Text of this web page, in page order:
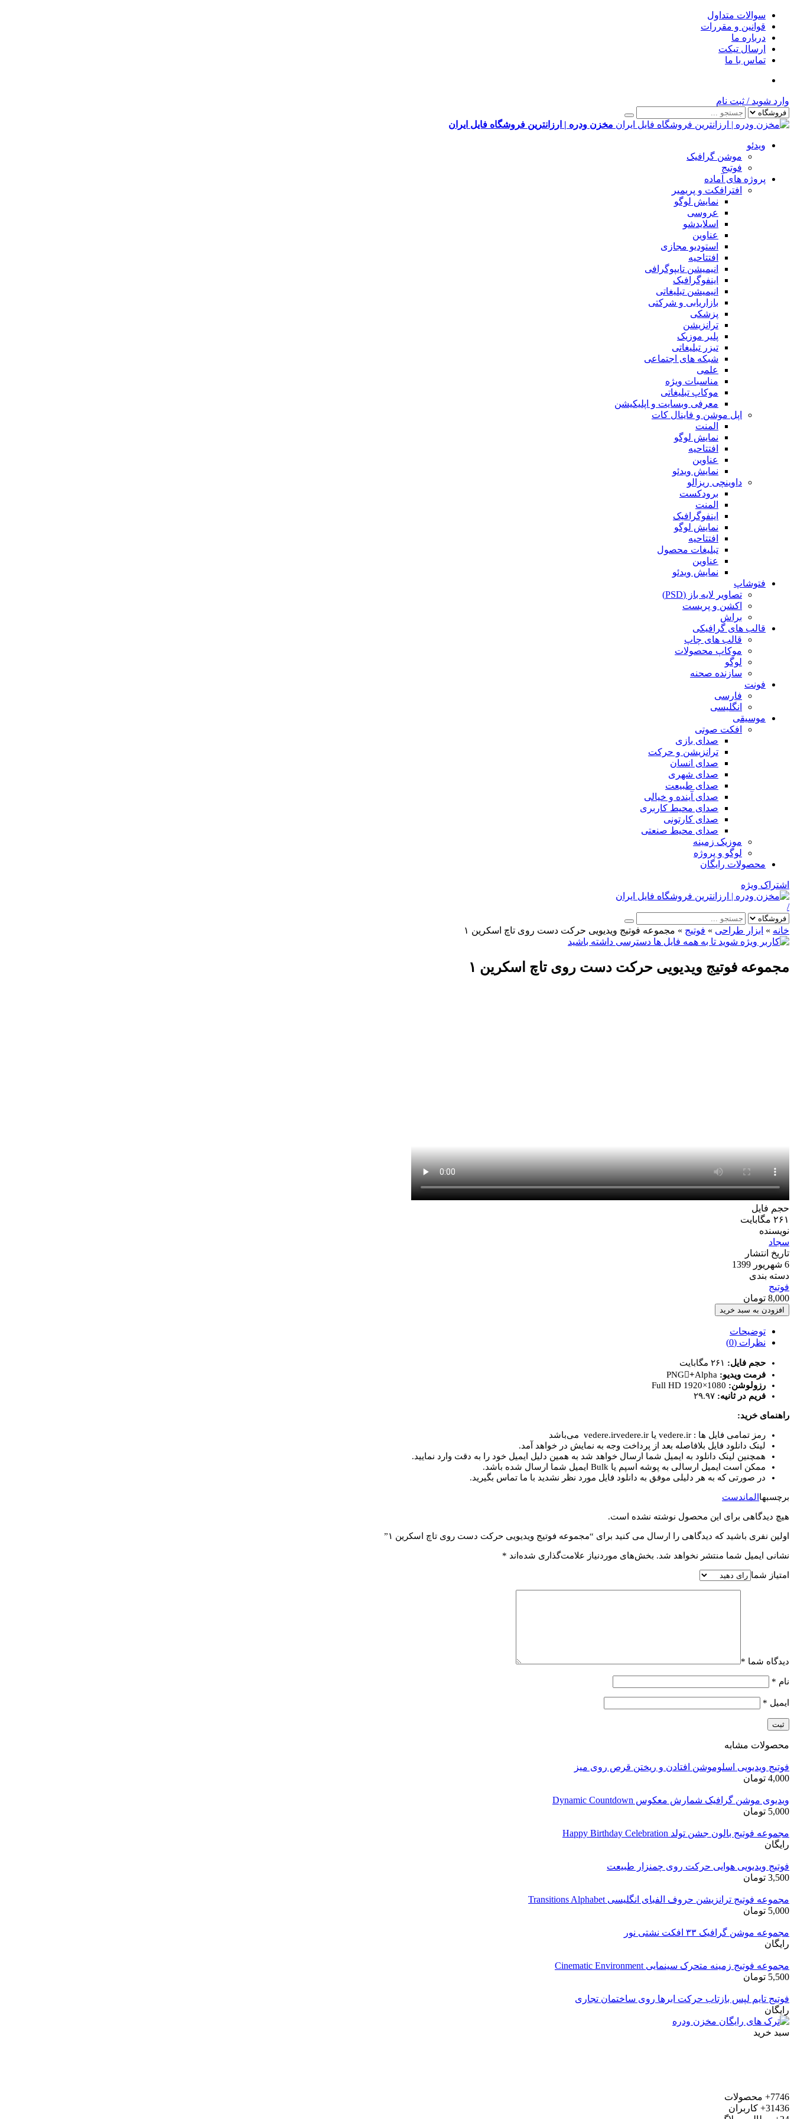
سوالات متداول
قوانین و مقررات
درباره ما
ارسال تیکت
تماس با ما
وارد شوید / ثبت نام
مخزن ودره | ارزانترین فروشگاه فایل ایران
ویدئو
موشن گرافیک
فوتیج
پروژه های آماده
افترافکت و پریمیر
نمایش لوگو
عروسی
اسلایدشو
عناوین
استودیو مجازی
افتتاحیه
انیمیشن تایپوگرافی
اینفوگرافیک
انیمیشن تبلیغاتی
بازاریابی و شرکتی
پزشکی
ترانزیشن
پلیر موزیک
تیزر تبلیغاتی
شبکه های اجتماعی
علمی
مناسبات ویژه
موکاپ تبلیغاتی
معرفی وبسایت و اپلیکیشن
اپل موشن و فاینال کات
المنت
نمایش لوگو
افتتاحیه
عناوین
نمایش ویدئو
داوینچی ریزالو
برودکست
المنت
اینفوگرافیک
نمایش لوگو
افتتاحیه
تبلیغات محصول
عناوین
نمایش ویدئو
فتوشاپ
تصاویر لایه باز (PSD)
اکشن و پریست
براش
قالب های گرافیکی
قالب های چاپ
موکاپ محصولات
لوگو
سازنده صحنه
فونت
فارسی
انگلیسی
موسیقی
افکت صوتی
صدای بازی
ترانزیشن و حرکت
صدای انسان
صدای شهری
صدای طبیعت
صدای آینده و خیالی
صدای محیط کاربری
صدای کارتونی
صدای محیط صنعتی
موزیک زمینه
لوگو و پروژه
محصولات رایگان
اشتراک ویژه
/
خانه » ابزار طراحی » فوتیج » مجموعه فوتیج ویدیویی حرکت دست روی تاچ اسکرین ۱
مجموعه فوتیج ویدیویی حرکت دست روی تاچ اسکرین ۱
حجم فایل
۲۶۱ مگابایت
نویسنده
سجاد
تاریخ انتشار
6 شهریور 1399
دسته بندی
فوتیج
8,000 تومان
مجموعه
ویدیویی
حرکت
روی
اسکرین
عدد
افزودن به سبد خرید
توضیحات
نظرات (0)
حجم فایل:
فرمت ویدیو:
رزولوشن:
فریم در ثانیه:
راهنمای خرید:
رمز تمامی فایل ها : vedere.ir یا vedere.irvedere.ir می‌باشد
لینک دانلود فایل بلافاصله بعد از پرداخت وجه به نمایش در خواهد آمد.
همچنین لینک دانلود به ایمیل شما ارسال خواهد شد به همین دلیل ایمیل خود را به دقت وارد نمایید.
ممکن است ایمیل ارسالی به پوشه اسپم یا Bulk ایمیل شما ارسال شده باشد.
در صورتی که به هر دلیلی موفق به دانلود فایل مورد نظر نشدید با ما تماس بگیرید.
برچسبها الماندست
هیچ دیدگاهی برای این محصول نوشته نشده است.
اولین نفری باشید که دیدگاهی را ارسال می کنید برای “مجموعه فوتیج ویدیویی حرکت دست روی تاچ اسکرین ۱”
نشانی ایمیل شما منتشر نخواهد شد. بخش‌های موردنیاز علامت‌گذاری شده‌اند *
امتیاز شما
دیدگاه شما *
نام *
ایمیل *
محصولات مشابه
فوتیج ویدیویی اسلوموشن افتادن و ریختن قرص روی میز
4,000 تومان
ویدیوی موشن گرافیک شمارش معکوس Dynamic Countdown
5,000 تومان
مجموعه فوتیج بالون جشن تولد Happy Birthday Celebration
رایگان
فوتیج ویدیویی هوایی حرکت روی چمنزار طبیعت
3,500 تومان
مجموعه فوتیج ترانزیشن حروف الفبای انگلیسی Transitions Alphabet
5,000 تومان
مجموعه موشن گرافیک ۳۳ افکت نشتی نور
رایگان
مجموعه فوتیج زمینه متحرک سینمایی Cinematic Environment
5,500 تومان
فوتیج تایم لپس بازتاب حرکت ابرها روی ساختمان تجاری
رایگان
سبد خرید
7746+
محصولات
31436+
کاربران